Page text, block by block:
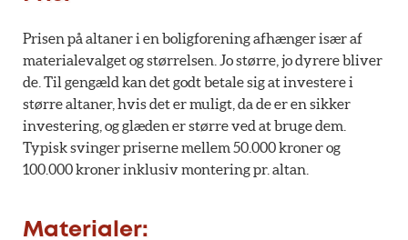
Prisen på altaner i en boligforening afhænger især af
materialevalget og størrelsen. Jo større, jo dyrere bliver
de. Til gengæld kan det godt betale sig at investere i
større altaner, hvis det er muligt, da de er en sikker
investering, og glæden er større ved at bruge dem.
Typisk svinger priserne mellem 50.000 kroner og
100.000 kroner inklusiv montering pr. altan.
Materialer: